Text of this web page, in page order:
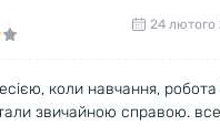
24
коли навчання, робота
звичайною справою.